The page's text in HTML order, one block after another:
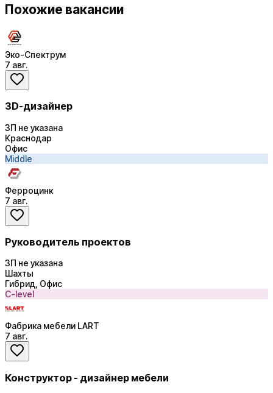
Похожие вакансии
Эко-Спектрум
7 авг.
3D-дизайнер
ЗП не указана
Краснодар
Офис
Middle
Ферроцинк
7 авг.
Руководитель проектов
ЗП не указана
Шахты
Гибрид, Офис
C-level
Фабрика мебели LART
7 авг.
Конструктор - дизайнер мебели